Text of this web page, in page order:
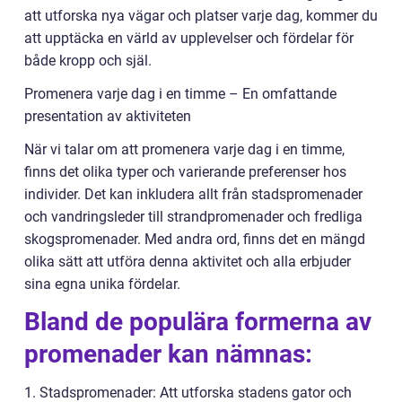
att utforska nya vägar och platser varje dag, kommer du
att upptäcka en värld av upplevelser och fördelar för
både kropp och själ.
Promenera varje dag i en timme – En omfattande
presentation av aktiviteten
När vi talar om att promenera varje dag i en timme,
finns det olika typer och varierande preferenser hos
individer. Det kan inkludera allt från stadspromenader
och vandringsleder till strandpromenader och fredliga
skogspromenader. Med andra ord, finns det en mängd
olika sätt att utföra denna aktivitet och alla erbjuder
sina egna unika fördelar.
Bland de populära formerna av
promenader kan nämnas:
1. Stadspromenader: Att utforska stadens gator och